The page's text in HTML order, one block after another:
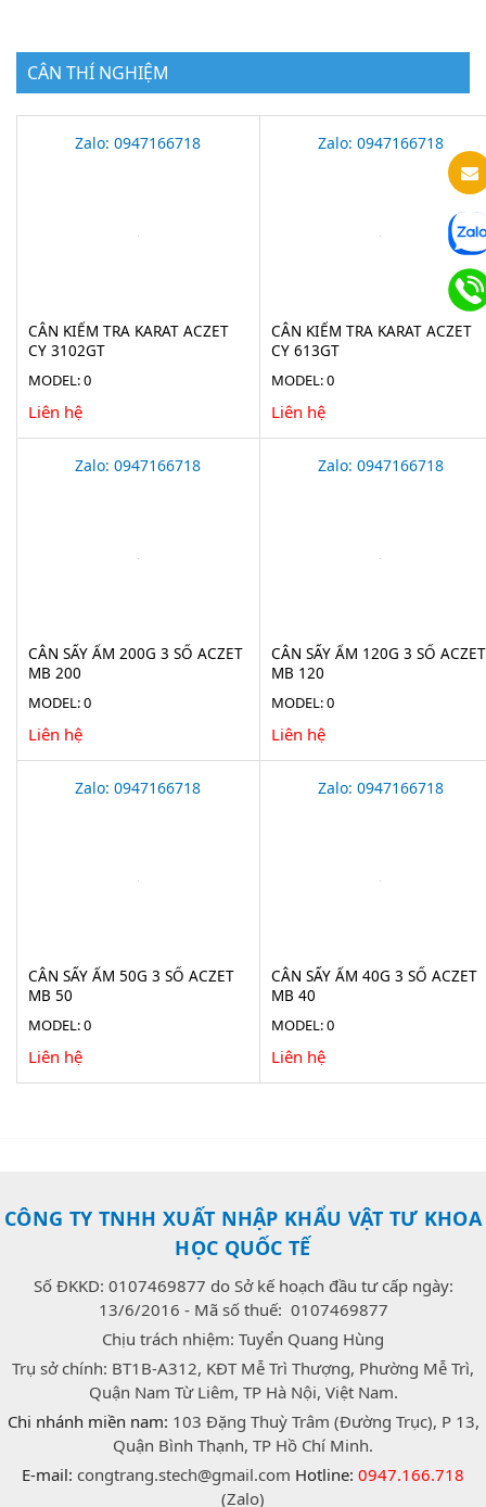
CÂN THÍ NGHIỆM
Zalo: 0947166718
CÂN KIỂM TRA KARAT ACZET
CY 3102GT
MODEL: 0
Liên hệ
Zalo: 0947166718
CÂN KIỂM TRA KARAT ACZET
CY 613GT
MODEL: 0
Liên hệ
Zalo: 0947166718
CÂN SẤY ẨM 200G 3 SỐ ACZET
MB 200
MODEL: 0
Liên hệ
Zalo: 0947166718
CÂN SẤY ẨM 120G 3 SỐ ACZET
MB 120
MODEL: 0
Liên hệ
Zalo: 0947166718
CÂN SẤY ẨM 50G 3 SỐ ACZET
MB 50
MODEL: 0
Liên hệ
Zalo: 0947166718
CÂN SẤY ẨM 40G 3 SỐ ACZET
MB 40
MODEL: 0
Liên hệ
CÔNG TY TNHH XUẤT NHẬP KHẨU VẬT TƯ KHOA
HỌC QUỐC TẾ
Số ĐKKD: 0107469877 do Sở kế hoạch đầu tư cấp ngày:
13/6/2016 - Mã số thuế: 0107469877
Chịu trách nhiệm: Tuyển Quang Hùng
Trụ sở chính: BT1B-A312, KĐT Mễ Trì Thượng, Phường Mễ Trì,
Quận Nam Từ Liêm, TP Hà Nội, Việt Nam.
Chi nhánh miền nam: 103 Đặng Thuỳ Trâm (Đường Trục), P 13,
Quận Bình Thạnh, TP Hồ Chí Minh.
E-mail: congtrang.stech@gmail.com Hotline: 0947.166.718
(Zalo)